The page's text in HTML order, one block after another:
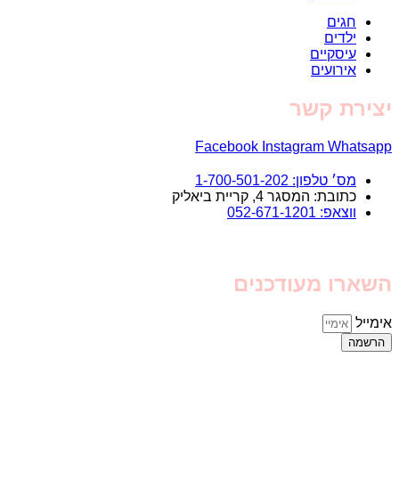
חגים
ילדים
עיסקיים
אירועים
יצירת קשר
Facebook Instagram Whatsapp
מס׳ טלפון: 1-700-501-202
כתובת: המסגר 4, קריית ביאליק
ווצאפ: 052-671-1201
השארו מעודכנים
אימייל
הרשמה